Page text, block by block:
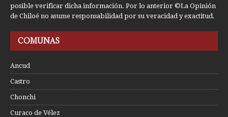
posible verificar dicha información. Por lo anterior ©La Opinión
de Chiloé no asume responsabilidad por su veracidad y exactitud.
COMUNAS
Ancud
Castro
Chonchi
Curaco de Vélez